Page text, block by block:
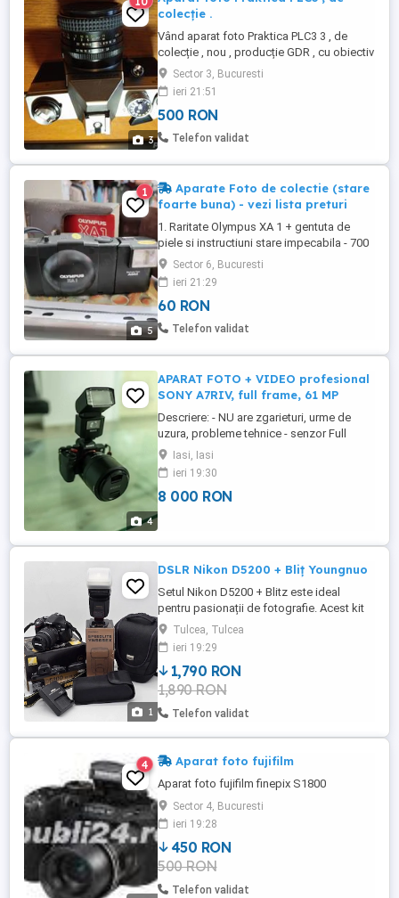
3
colecție .
Vând aparat foto Praktica PLC3 3 , de
colecție , nou , producție GDR , cu obiectiv
Zeiss ,Sector 3, Bucuresti
ieri 21:51
500 RON
Telefon validat
5
1
Aparate Foto de colectie (stare
foarte buna) - vezi lista preturi
1. Raritate Olympus XA 1 + gentuta de
piele si instructiuni stare impecabila - 700
lei! (in afara peste 1500 lei si nu arata ca
noi precum aceasta) 2. Halina 160 33mm -
60 lei 3. Konica Top's AF-300 SP 35mm
Point and Shoot Film Camera - 200 lei 4.
Olympus trip 35 aparat foto film 35mm + 2
Sector 6, Bucuresti
ieri 21:29
60 RON
Telefon validat
4
APARAT FOTO + VIDEO profesional
SONY A7RIV, full frame, 61 MP
Descriere: - NU are zgarieturi, urme de
uzura, probleme tehnice - senzor Full
Frame de 61 MP deci rezulta fotografii de
inalta rezolutie pentru publicitate, tiparire
afise, ... - 10 fps cu autofocus tracking -
dual card slot SD UHS-II - ecran rabatabil,
Iasi, Iasi
ieri 19:30
8 000 RON
1
DSLR Nikon D5200 + Bliț Youngnuo
Setul Nikon D5200 + Blitz este ideal
pentru pasionații de fotografie. Acest kit
profesional conține tot ce ai nevoie pentru
a captura imagini de înaltă calitate. Având
un brand de încredere precum Nikon, poți
fi sigur că vei obține rezultate
excepționale. Pretul de vanzare include tot
ce se vede in foto ...
Tulcea, Tulcea
ieri 19:29
1,790 RON
1,890 RON
Telefon validat
4 Aparat foto fujifilm
Aparat foto fujifilm finepix S1800
Sector 4, Bucuresti
ieri 19:28
450 RON
500 RON
Telefon validat